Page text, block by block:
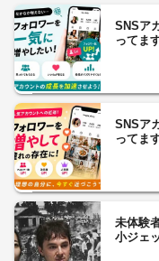
SNSア
ってます
SNSア
ってます
未体験
小ジェ